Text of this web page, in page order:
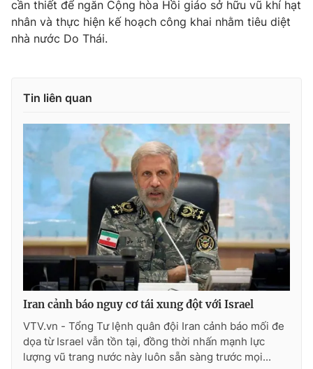
Ðiện thoại Thời báo VTV:024.66 897 897
Email: toasoan@vtv.vn
Liên hệ quảng cáo:024-7300.7108
® Cấm sao chép dưới mọi hình thức nếu không có sự chấp
thuận bằng văn bản. Ghi rõ nguồn VTV.vn khi phát hành lại
thông tin từ website này.
cần thiết để ngăn Cộng hòa Hồi giáo sở hữu vũ khí hạt
nhân và thực hiện kế hoạch công khai nhằm tiêu diệt
nhà nước Do Thái.
Tin liên quan
Iran cảnh báo nguy cơ tái xung đột với Israel
VTV.vn - Tổng Tư lệnh quân đội Iran cảnh báo mối đe
dọa từ Israel vẫn tồn tại, đồng thời nhấn mạnh lực
lượng vũ trang nước này luôn sẵn sàng trước mọi...